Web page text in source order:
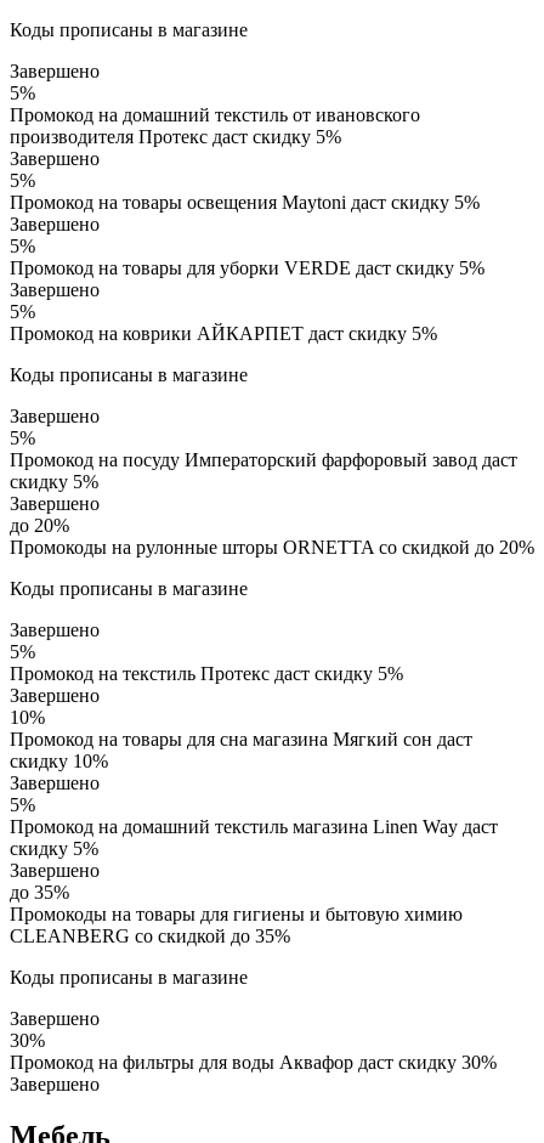
Коды прописаны в магазине
Завершено
5%
Промокод на домашний текстиль от ивановского
производителя Протекс даст скидку 5%
Завершено
5%
Промокод на товары освещения Maytoni даст скидку 5%
Завершено
5%
Промокод на товары для уборки VERDE даст скидку 5%
Завершено
5%
Промокод на коврики АЙКАРПЕТ даст скидку 5%
Коды прописаны в магазине
Завершено
5%
Промокод на посуду Императорский фарфоровый завод даст
скидку 5%
Завершено
до 20%
Промокоды на рулонные шторы ORNETTA со скидкой до 20%
Коды прописаны в магазине
Завершено
5%
Промокод на текстиль Протекс даст скидку 5%
Завершено
10%
Промокод на товары для сна магазина Мягкий сон даст
скидку 10%
Завершено
5%
Промокод на домашний текстиль магазина Linen Way даст
скидку 5%
Завершено
до 35%
Промокоды на товары для гигиены и бытовую химию
CLEANBERG со скидкой до 35%
Коды прописаны в магазине
Завершено
30%
Промокод на фильтры для воды Аквафор даст скидку 30%
Завершено
Мебель